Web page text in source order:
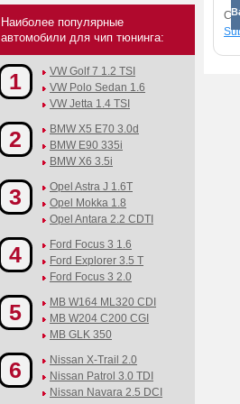
Наиболее популярные
автомобили для чип тюнинга:
1
VW Golf 7 1.2 TSI
VW Polo Sedan 1.6
VW Jetta 1.4 TSI
2
BMW X5 E70 3.0d
BMW E90 335i
BMW X6 3.5i
3
Opel Astra J 1.6T
Opel Mokka 1.8
Opel Antara 2.2 CDTI
4
Ford Focus 3 1.6
Ford Explorer 3.5 T
Ford Focus 3 2.0
5
MB W164 ML320 CDI
MB W204 C200 CGI
MB GLK 350
6
Nissan X-Trail 2.0
Nissan Patrol 3.0 TDI
Nissan Navara 2.5 DCI